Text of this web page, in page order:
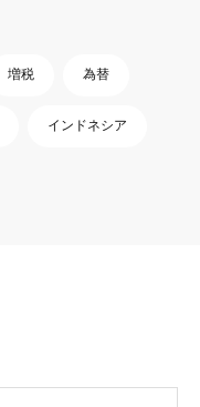
増税 為替
インドネシア